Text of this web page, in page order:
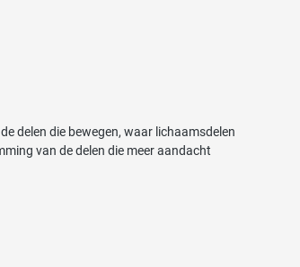
delen die bewegen, waar lichaamsdelen
van de delen die meer aandacht